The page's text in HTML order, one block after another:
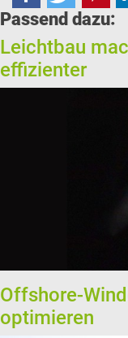
Passend dazu:
Leichtbau
effizienter
Offshore-
optimieren